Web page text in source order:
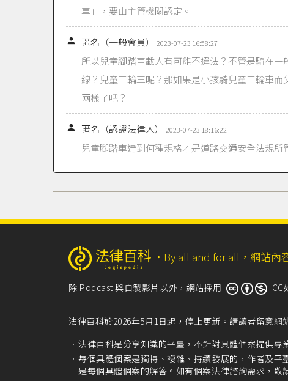
車」，要由主管機關認定。
 匿名（一般會員） 2023-07-23 16:58:27
所以兒童腳踏車載人有可能不違法？不管是騎在
線？兒童三輪車呢？那如果是小孩騎兒童三輪車
兩樣了吧？
 匿名（認證法律人） 2023-07-23 18:16:22
兒童腳踏車達到何種規格才是道路交通安全法規
‧ By all and for all，網站內
除 Podcast 與自製影片以外，網站採用 CC
法律百科於2026年5月1日起，停止更新。請讀者留意
法律百科是分享知識的平臺，不針對具體個案提供專
每個具體個案是獨特、複雜、持續發展的，作者及
是每個具體個案的解答。如有個案法律諮詢需求，敬